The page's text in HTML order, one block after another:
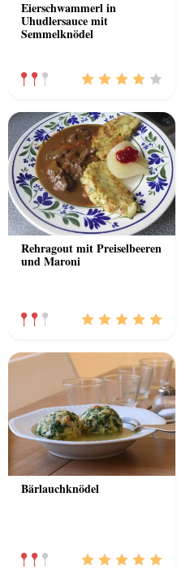
Eierschwammerl in
Uhudlersauce mit
Semmelknödel
Rehragout mit Preiselbeeren
und Maroni
Bärlauchknödel